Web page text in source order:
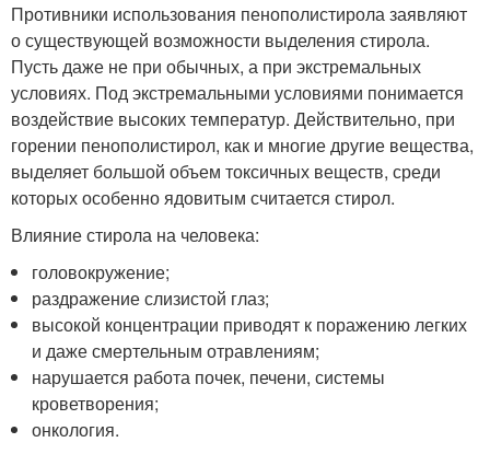
Противники использования пенополистирола заявляют
о существующей возможности выделения стирола.
Пусть даже не при обычных, а при экстремальных
условиях. Под экстремальными условиями понимается
воздействие высоких температур. Действительно, при
горении пенополистирол, как и многие другие вещества,
выделяет большой объем токсичных веществ, среди
которых особенно ядовитым считается стирол.
Влияние стирола на человека:
головокружение;
раздражение слизистой глаз;
высокой концентрации приводят к поражению легких
и даже смертельным отравлениям;
нарушается работа почек, печени, системы
кроветворения;
онкология.